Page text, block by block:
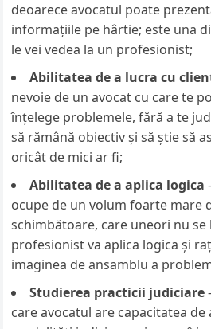
deoarece avocatul poate
informațiile pe hârtie; este una
le vei vedea la un profesionist;
Abilitatea de a lucra cu
nevoie de un avocat cu care te
înțelege problemele, fără a te
să rămână obiectiv și să știe să
oricât de mici ar fi;
Abilitatea de a aplica logica
ocupe de un volum foarte mare
schimbătoare, care uneori nu se
profesionist va aplica logica și
imaginea de ansamblu a
Studierea practicii judiciare
care avocatul are capacitatea de